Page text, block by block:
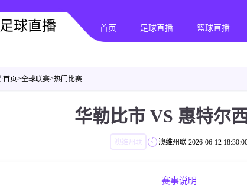
首页 足球直播 篮球直播
首页>全球联赛>热门比赛
华勒比市 VS 惠特尔
澳维州联 澳维州联 2026-06-12
赛事说明